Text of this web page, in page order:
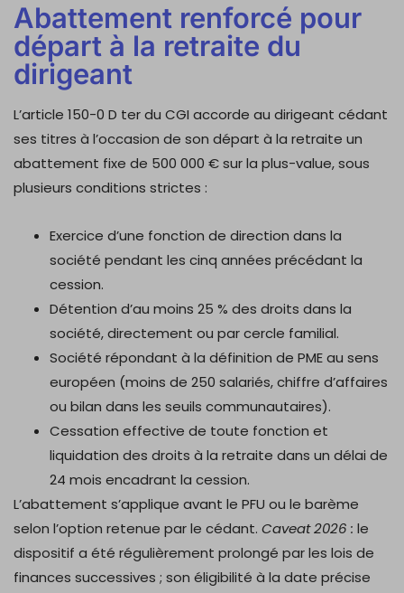
Abattement renforcé pour
départ à la retraite du
dirigeant
L’article 150-0 D ter du CGI accorde au dirigeant cédant
ses titres à l’occasion de son départ à la retraite un
abattement fixe de 500 000 € sur la plus-value, sous
plusieurs conditions strictes :
Exercice d’une fonction de direction dans la
société pendant les cinq années précédant la
cession.
Détention d’au moins 25 % des droits dans la
société, directement ou par cercle familial.
Société répondant à la définition de PME au sens
européen (moins de 250 salariés, chiffre d’affaires
ou bilan dans les seuils communautaires).
Cessation effective de toute fonction et
liquidation des droits à la retraite dans un délai de
24 mois encadrant la cession.
L’abattement s’applique avant le PFU ou le barème
selon l’option retenue par le cédant. Caveat 2026 : le
dispositif a été régulièrement prolongé par les lois de
finances successives ; son éligibilité à la date précise